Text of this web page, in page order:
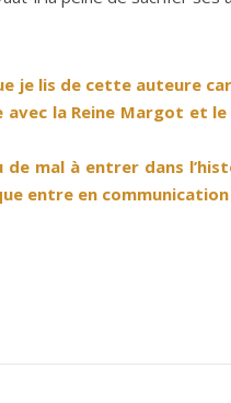
je lis de cette auteure
avec la Reine Margot et
de mal à entrer dans
entre en